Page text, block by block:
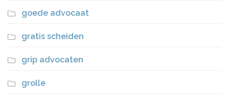
goede advocaat
gratis scheiden
grip advocaten
grolle